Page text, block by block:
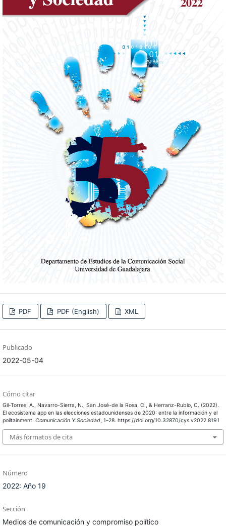
PDF PDF (English) XML
Publicado
2022-05-04
Cómo citar
Gil-Torres, A., Navarro-Sierra, N., San José-de la Rosa, C., & Herranz-Rubio, C. (2022).
El ecosistema app en las elecciones estadounidenses de 2020: entre la información y el
politainment. Comunicación Y Sociedad, 1–28. https://doi.org/10.32870/cys.v2022.8191
Más formatos de cita
Número
2022: Año 19
Sección
Medios de comunicación y compromiso político